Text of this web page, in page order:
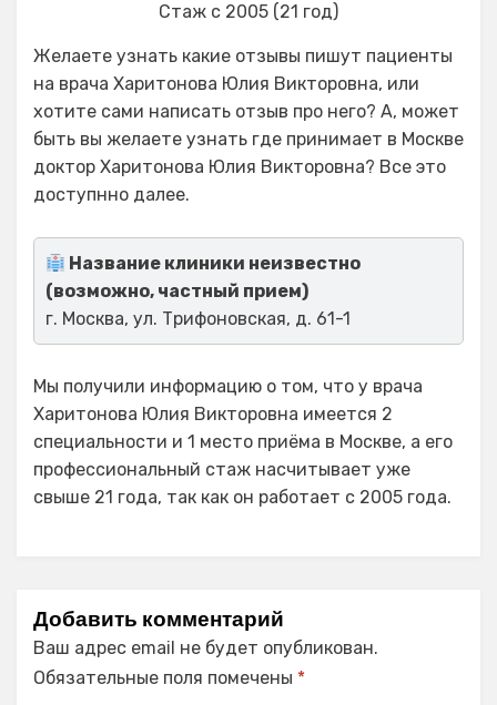
Стаж с 2005 (21 год)
Желаете узнать какие отзывы пишут пациенты
на врача Харитонова Юлия Викторовна, или
хотите сами написать отзыв про него? А, может
быть вы желаете узнать где принимает в Москве
доктор Харитонова Юлия Викторовна? Все это
доступнно далее.
Название клиники неизвестно
(возможно, частный прием)
г. Москва, ул. Трифоновская, д. 61-1
Мы получили информацию о том, что у врача
Харитонова Юлия Викторовна имеется 2
специальности и 1 место приёма в Москве, а его
профессиональный стаж насчитывает уже
свыше 21 года, так как он работает с 2005 года.
Добавить комментарий
Ваш адрес email не будет опубликован.
Обязательные поля помечены *